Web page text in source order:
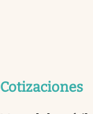
Cotizaciones